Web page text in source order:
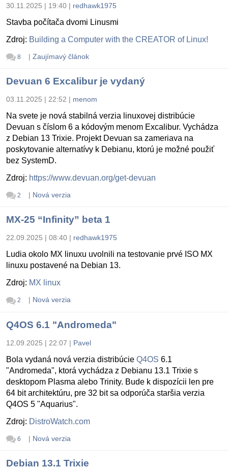
30.11.2025 | 19:40 | redhawk1975
Stavba počítača dvomi Linusmi
Zdroj: Building a Computer with the CREATOR of Linux!
8 | Zaujímavý článok
Devuan 6 Excalibur je vydaný
03.11.2025 | 22:52 | menom
Na svete je nová stabilná verzia linuxovej distribúcie
Devuan s číslom 6 a kódovým menom Excalibur. Vychádza
z Debian 13 Trixie. Projekt Devuan sa zameriava na
poskytovanie alternatívy k Debianu, ktorú je možné použiť
bez SystemD.
Zdroj: https://www.devuan.org/get-devuan
2 | Nová verzia
MX-25 “Infinity” beta 1
22.09.2025 | 08:40 | redhawk1975
Ludia okolo MX linuxu uvolnili na testovanie prvé ISO MX
linuxu postavené na Debian 13.
Zdroj: MX linux
2 | Nová verzia
Q4OS 6.1 "Andromeda"
12.09.2025 | 22:07 | Pavel
Bola vydaná nová verzia distribúcie Q4OS 6.1
"Andromeda", ktorá vychádza z Debianu 13.1 Trixie s
desktopom Plasma alebo Trinity. Bude k dispozícii len pre
64 bit architektúru, pre 32 bit sa odporúča staršia verzia
Q4OS 5 "Aquarius".
Zdroj: DistroWatch.com
6 | Nová verzia
Debian 13.1 Trixie